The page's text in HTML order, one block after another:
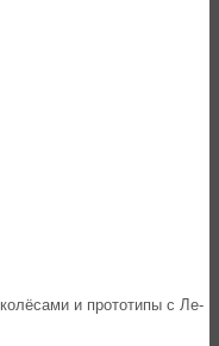
и прототипы с Ле-